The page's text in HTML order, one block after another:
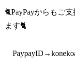
🐈PayPayからもご
ます🐈